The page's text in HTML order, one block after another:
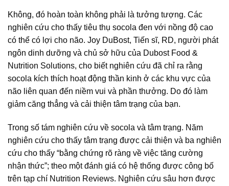
Không, đó hoàn toàn không phải là tưởng tượng. Các
nghiên cứu cho thấy tiêu thụ socola đen với nồng độ cao
có thể có lợi cho não. Joy DuBost, Tiến sĩ, RD, người phát
ngôn dinh dưỡng và chủ sở hữu của Dubost Food &
Nutrition Solutions, cho biết nghiên cứu đã chỉ ra rằng
socola kích thích hoạt động thần kinh ở các khu vực của
não liên quan đến niềm vui và phần thưởng. Do đó làm
giảm căng thẳng và cải thiện tâm trạng của bạn.
Trong số tám nghiên cứu về socola và tâm trạng. Năm
nghiên cứu cho thấy tâm trạng được cải thiện và ba nghiên
cứu cho thấy “bằng chứng rõ ràng về việc tăng cường
nhận thức”; theo một đánh giá có hệ thống được công bố
trên tạp chí Nutrition Reviews. Nghiên cứu sâu hơn được